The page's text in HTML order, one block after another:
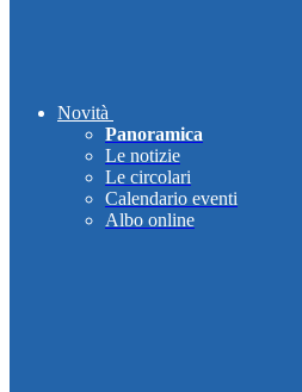
Novità
Panoramica
Le notizie
Le circolari
Calendario eventi
Albo online